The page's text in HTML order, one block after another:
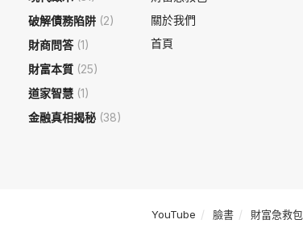
破解債務陷阱 (2)
財商問答(1)
財富本質 (25)
道家智慧 (1)
金融真相揭秘 (38)
關於我們
首頁
YouTube 臉書 財富急救包